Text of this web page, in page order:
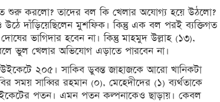
শুরু করলো? তাদের বল কি খেলার অযোগ্য হয়ে উঠলো?
দাঁড়িয়েছিলেন মুশফিক। কিন্তু এক বল পরই ব্যক্তিগত
ভাগিদার হবেন না। কিন্তু মাহমুদ উল্লাহ (১৩),
ভুল খেলার অভিযোগ এড়াতে পারবেন না।
২০৫। সাকিব ডুবন্ত জাহাজকে আরো খানিকটা
সময় সাব্বির রহমান (০), মেহেদীদের (১) ব্যর্থতাকে
পতন। এমন পতন কল্পনাকেও ছাড়ায়। কেবল